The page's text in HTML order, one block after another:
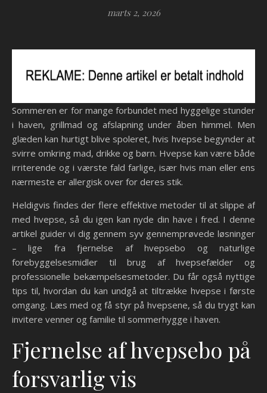
marts 2, 2026
Sommeren er for mange forbundet med hyggelige stunder
i haven, grillmad og afslapning under åben himmel. Men
glæden kan hurtigt blive spoleret, hvis hvepse begynder at
svirre omkring mad, drikke og børn. Hvepse kan være både
irriterende og i værste fald farlige, især hvis man eller ens
nærmeste er allergisk over for deres stik.
Heldigvis findes der flere effektive metoder til at slippe af
med hvepse, så du igen kan nyde din have i fred. I denne
artikel guider vi dig gennem syv gennemprøvede løsninger
– lige fra fjernelse af hvepsebo og naturlige
forebyggelsesmidler til brug af hvepsefælder og
professionelle bekæmpelsesmetoder. Du får også nyttige
tips til, hvordan du kan undgå at tiltrække hvepse i første
omgang. Læs med og få styr på hvepsene, så du trygt kan
invitere venner og familie til sommerhygge i haven.
Fjernelse af hvepsebo på
forsvarlig vis